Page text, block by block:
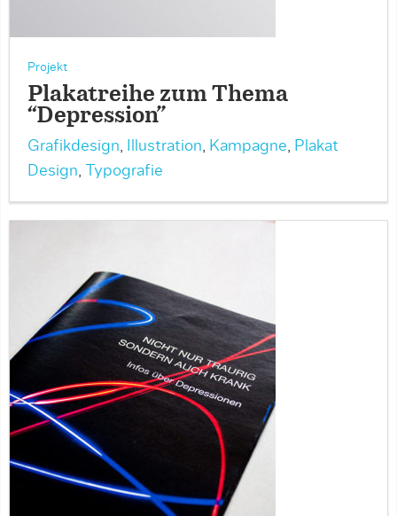
Projekt
Plakatreihe zum Thema
“Depression”
Grafikdesign, Illustration, Kampagne, Plakat
Design, Typografie